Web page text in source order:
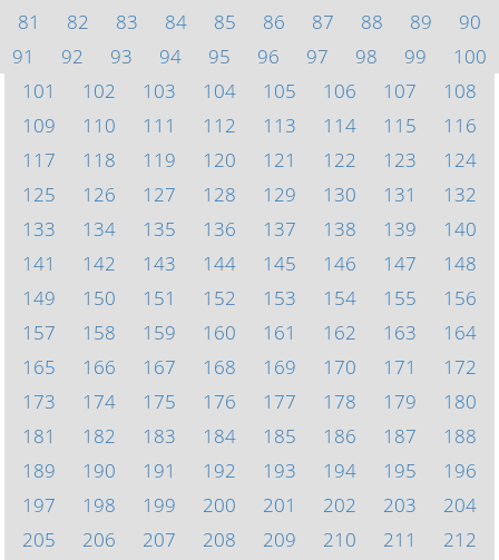
81
82 83 84 85 86 87 88 89
90
91
92 93 94 95 96 97 98 99
100
101
102 103 104 105 106 107
108
109
110 111 112 113 114 115
116
117
118 119 120 121 122 123
124
125
126 127 128 129 130 131
132
133
134 135 136 137 138 139
140
141
142 143 144 145 146 147
148
149
150 151 152 153 154 155
156
157
158 159 160 161 162 163
164
165
166 167 168 169 170 171
172
173
174 175 176 177 178 179
180
181
182 183 184 185 186 187
188
189
190 191 192 193 194 195
196
197
198 199 200 201 202 203
204
205
206 207 208 209 210 211
212